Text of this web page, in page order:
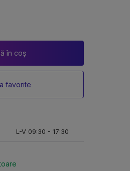
în coș
favorite
L-V 09:30 - 17:30